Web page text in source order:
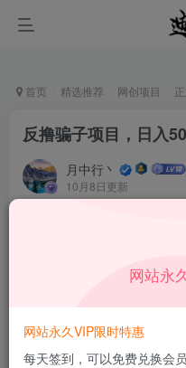
首页 精选推荐 网创项目
反撸骗子项目，日入
月中行丶
10月8日更新
反撸骗子项目，日入500
此内容为付费资源，请付费
￥
DS中级会员免费
网站永
网站永久VIP限时特惠
每天签到，可以免费兑换会员